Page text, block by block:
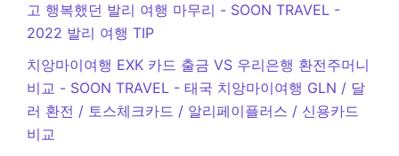
고 행복했던 발리 여행 마무리 - SOON TRAVEL -
2022 발리 여행 TIP
치앙마이여행 EXK 카드 출금 VS 우리은행 환전주머니
비교 - SOON TRAVEL - 태국 치앙마이여행 GLN / 달
러 환전 / 토스체크카드 / 알리페이플러스 / 신용카드
비교